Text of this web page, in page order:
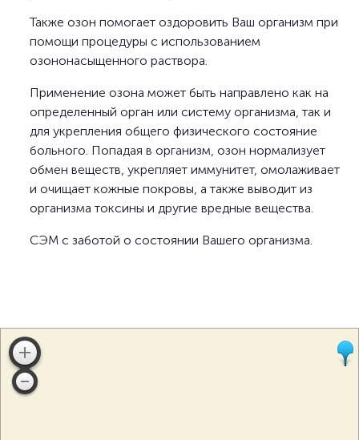
Также озон помогает оздоровить Ваш организм при
помощи процедуры с использованием
озононасыщенного раствора.
Применение озона может быть направлено как на
определенный орган или систему организма, так и
для укрепления общего физического состояние
больного. Попадая в организм, озон нормализует
обмен веществ, укрепляет иммунитет, омолаживает
и очищает кожные покровы, а также выводит из
организма токсины и другие вредные вещества.
СЭМ с заботой о состоянии Вашего организма.